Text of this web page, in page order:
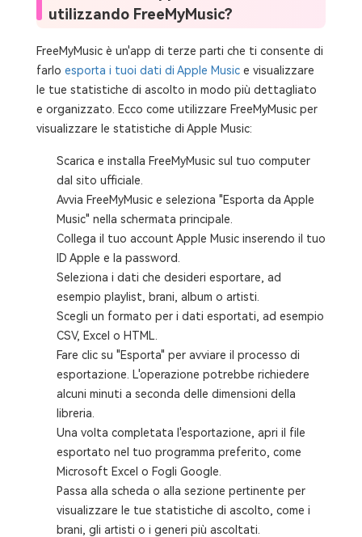
utilizzando FreeMyMusic?
FreeMyMusic è un'app di terze parti che ti consente di
farlo esporta i tuoi dati di Apple Musice visualizzare
le tue statistiche di ascolto in modo più dettagliato
e organizzato. Ecco come utilizzare FreeMyMusic per
visualizzare le statistiche di Apple Music:
Scarica e installa FreeMyMusic sul tuo computer
dal sito ufficiale.
Avvia FreeMyMusic e seleziona "Esporta da Apple
Music" nella schermata principale.
Collega il tuo account Apple Music inserendo il tuo
ID Apple e la password.
Seleziona i dati che desideri esportare, ad
esempio playlist, brani, album o artisti.
Scegli un formato per i dati esportati, ad esempio
CSV, Excel o HTML.
Fare clic su "Esporta" per avviare il processo di
esportazione. L'operazione potrebbe richiedere
alcuni minuti a seconda delle dimensioni della
libreria.
Una volta completata l'esportazione, apri il file
esportato nel tuo programma preferito, come
Microsoft Excel o Fogli Google.
Passa alla scheda o alla sezione pertinente per
visualizzare le tue statistiche di ascolto, come i
brani, gli artisti o i generi più ascoltati.